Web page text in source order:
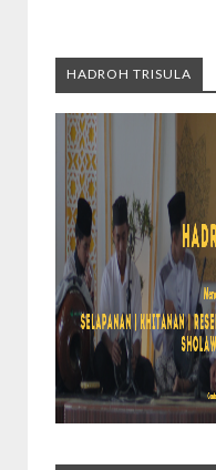
HADROH TRISULA